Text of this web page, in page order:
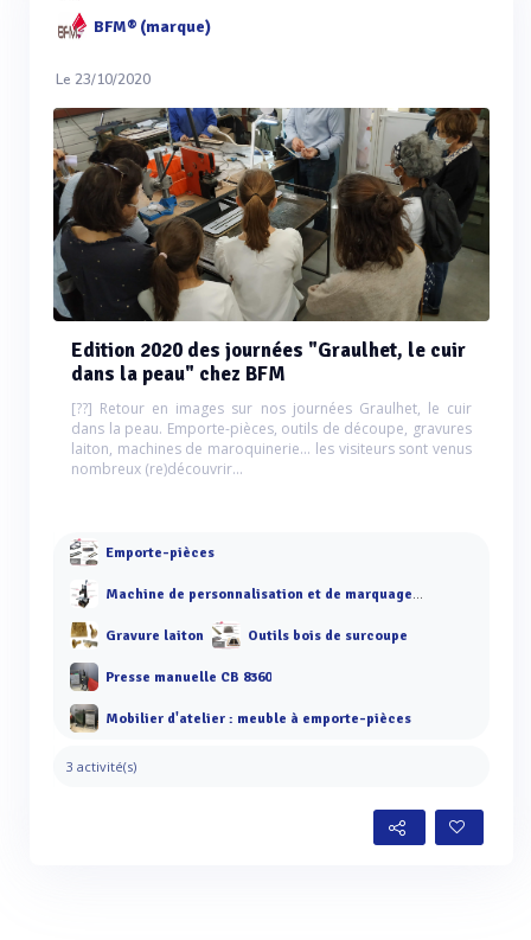
BFM® (marque)
Le 23/10/2020
Edition 2020 des journées "Graulhet, le cuir
dans la peau" chez BFM
[??] Retour en images sur nos journées Graulhet, le cuir
dans la peau. Emporte-pièces, outils de découpe, gravures
laiton, machines de maroquinerie... les visiteurs sont venus
nombreux (re)découvrir...
Emporte-pièces
Machine de personnalisation et de marquage à chaud
Gravure laiton Outils bois de surcoupe
Presse manuelle CB 8360
Mobilier d'atelier : meuble à emporte-pièces
3 activité(s)